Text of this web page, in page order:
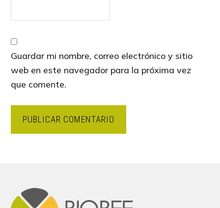
Guardar mi nombre, correo electrónico y sitio
web en este navegador para la próxima vez
que comente.